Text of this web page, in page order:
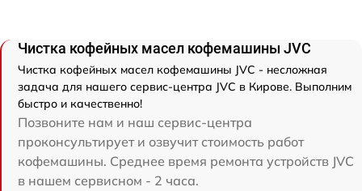
Чистка кофейных масел кофемашины JVC
Чистка кофейных масел кофемашины JVC - несложная
задача для нашего сервис-центра JVC в Кирове. Выполним
быстро и качественно!
Позвоните нам и наш сервис-центра
проконсультирует и озвучит стоимость работ
кофемашины. Среднее время ремонта устройств JVC
в нашем сервисном - 2 часа.